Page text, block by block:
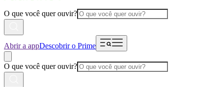
O que você quer ouvir?
Abrir a appDescobrir o Prime
O que você quer ouvir?